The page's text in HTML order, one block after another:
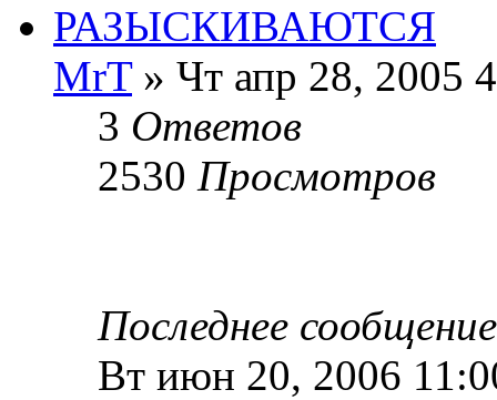
РАЗЫСКИВАЮТСЯ
MrT» Чт апр 28, 2005
3 Ответов
2530 Просмотров
Последнее
Вт июн 20, 2006